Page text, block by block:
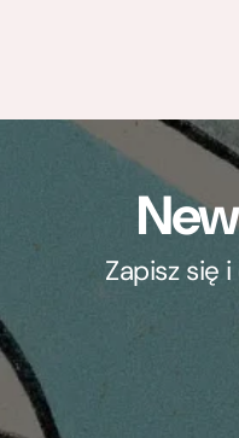
Zapisz się